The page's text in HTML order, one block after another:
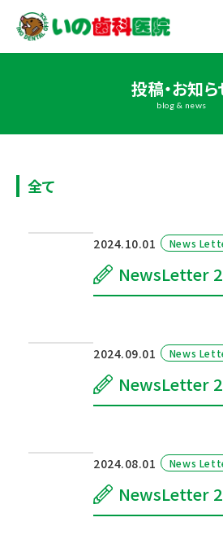
投稿・お知ら
blog & news
全て
2024.10.01 News
NewsLetter
2024.09.01 News
NewsLetter
2024.08.01 News
NewsLetter